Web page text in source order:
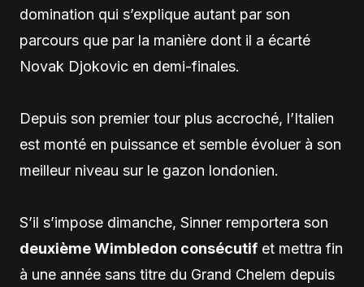
domination qui s’explique autant par son
parcours que par la manière dont il a écarté
Novak Djokovic en demi-finales.
Depuis son premier tour plus accroché, l’Italien
est monté en puissance et semble évoluer à son
meilleur niveau sur le gazon londonien.
S’il s’impose dimanche, Sinner remportera son
deuxième Wimbledon consécutif et mettra fin
à une année sans titre du Grand Chelem depuis